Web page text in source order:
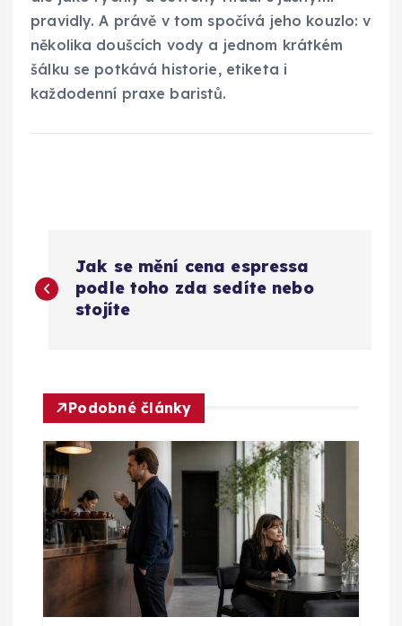
pravidly. A právě v tom spočívá jeho kouzlo: v
několika doušcích vody a jednom krátkém
šálku se potkává historie, etiketa i
každodenní praxe baristů.
a
g
a
c
e
p
Jak se mění cena espressa
podle toho zda sedíte nebo
stojíte
Podobné články